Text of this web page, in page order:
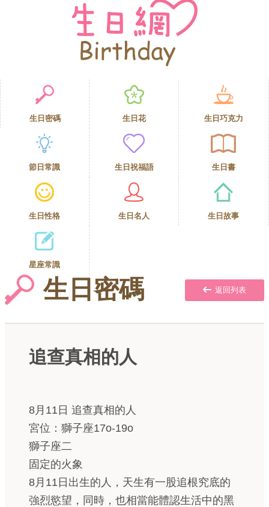
生日密碼 生日花 生日巧克力
節日常識 生日祝福語 生日書
生日性格 生日名人 生日故事
星座常識
生日密碼 返回列表
追查真相的人
8月11日 追查真相的人
宮位：獅子座17o-19o
獅子座二
固定的火象
8月11日出生的人，天生有一股追根究底的
強烈慾望，同時，也相當能體認生活中的黑